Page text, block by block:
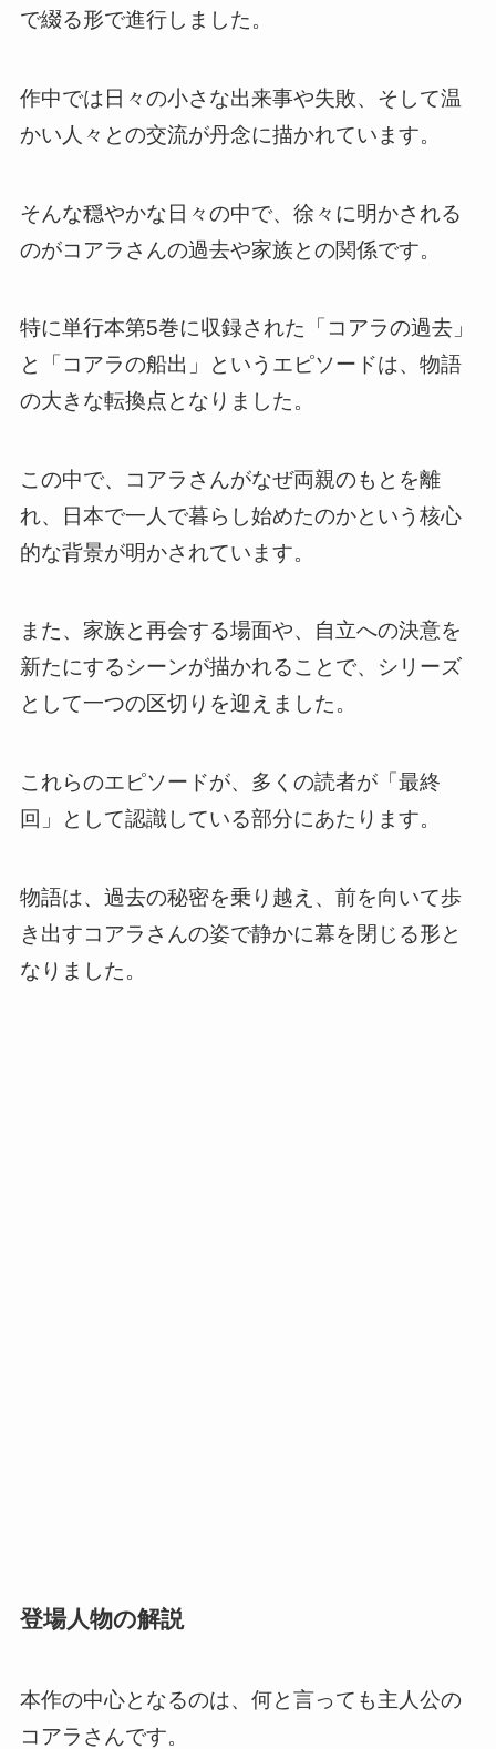
で綴る形で進行しました。
作中では日々の小さな出来事や失敗、そして温
かい人々との交流が丹念に描かれています。
そんな穏やかな日々の中で、徐々に明かされる
のがコアラさんの過去や家族との関係です。
特に単行本第5巻に収録された「コアラの過去」
と「コアラの船出」というエピソードは、物語
の大きな転換点となりました。
この中で、コアラさんがなぜ両親のもとを離
れ、日本で一人で暮らし始めたのかという核心
的な背景が明かされています。
また、家族と再会する場面や、自立への決意を
新たにするシーンが描かれることで、シリーズ
として一つの区切りを迎えました。
これらのエピソードが、多くの読者が「最終
回」として認識している部分にあたります。
物語は、過去の秘密を乗り越え、前を向いて歩
き出すコアラさんの姿で静かに幕を閉じる形と
なりました。
登場人物の解説
本作の中心となるのは、何と言っても主人公の
コアラさんです。